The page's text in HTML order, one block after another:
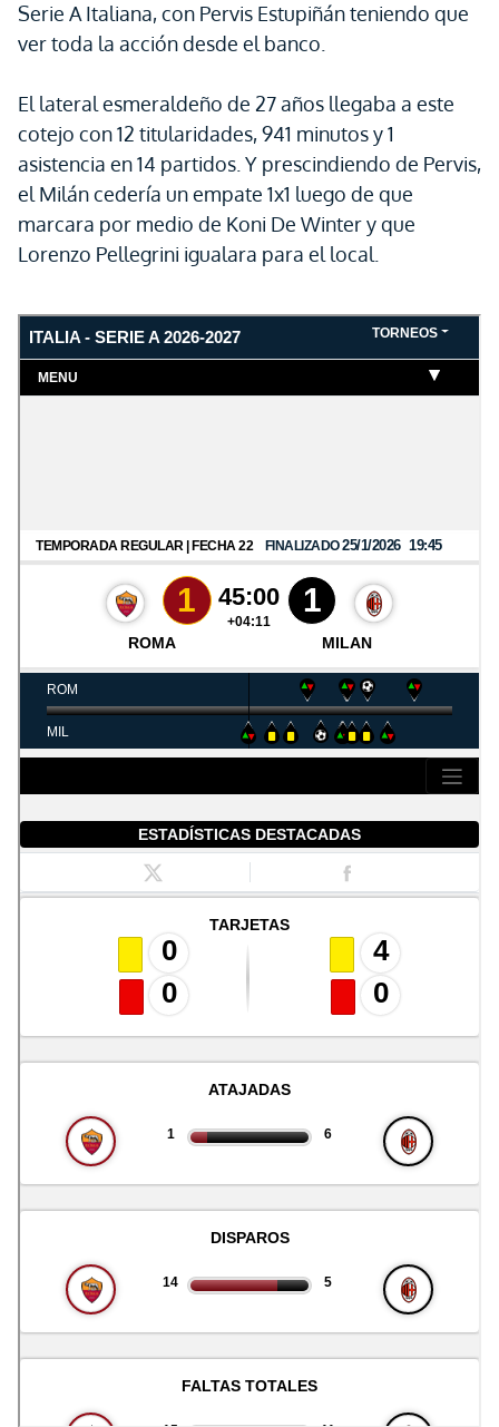
Serie A Italiana, con Pervis Estupiñán teniendo que
ver toda la acción desde el banco.
El lateral esmeraldeño de 27 años llegaba a este
cotejo con 12 titularidades, 941 minutos y 1
asistencia en 14 partidos. Y prescindiendo de Pervis,
el Milán cedería un empate 1x1 luego de que
marcara por medio de Koni De Winter y que
Lorenzo Pellegrini igualara para el local.